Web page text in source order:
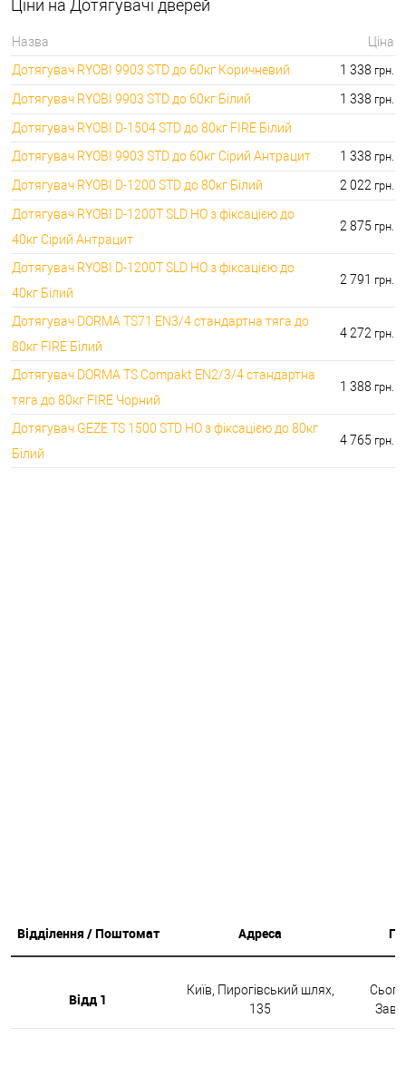
Ціни на Дотягувачі дверей
Назва
Ціна
Дотягувач RYOBI 9903 STD до 60кг Коричневий
1 338 грн.
Дотягувач RYOBI 9903 STD до 60кг Білий 1 338 грн.
Дотягувач RYOBI D-1504 STD до 80кг FIRE Білий
Дотягувач RYOBI 9903 STD до 60кг Сірий Антрацит
1 338 грн.
Дотягувач RYOBI D-1200 STD до 80кг Білий 2 022 грн.
Дотягувач RYOBI D-1200T SLD HO з фіксацією до
40кг Сірий Антрацит
2 875 грн.
Дотягувач RYOBI D-1200T SLD HO з фіксацією до
40кг Білий
2 791 грн.
Дотягувач DORMA TS71 EN3/4 стандартна тяга до
80кг FIRE Білий
4 272 грн.
Дотягувач DORMA TS Compakt EN2/3/4 стандартна
тяга до 80кг FIRE Чорний
1 388 грн.
Дотягувач GEZE TS 1500 STD HO з фіксацією до 80кг
Білий
4 765 грн.
Відділення / Поштомат Адреса
Відд 1
Київ, Пирогівський шлях,
135